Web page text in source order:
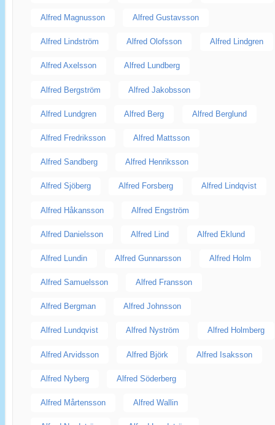
Alfred Magnusson Alfred Gustavsson
Alfred Lindström Alfred Olofsson Alfred Lindgren
Alfred Axelsson Alfred Lundberg
Alfred Bergström Alfred Jakobsson
Alfred Lundgren Alfred Berg Alfred Berglund
Alfred Fredriksson Alfred Mattsson
Alfred Sandberg Alfred Henriksson
Alfred Sjöberg Alfred Forsberg Alfred Lindqvist
Alfred Håkansson Alfred Engström
Alfred Danielsson Alfred Lind Alfred Eklund
Alfred Lundin Alfred Gunnarsson Alfred Holm
Alfred Samuelsson Alfred Fransson
Alfred Bergman Alfred Johnsson
Alfred Lundqvist Alfred Nyström Alfred Holmberg
Alfred Arvidsson Alfred Björk Alfred Isaksson
Alfred Nyberg Alfred Söderberg
Alfred Mårtensson Alfred Wallin